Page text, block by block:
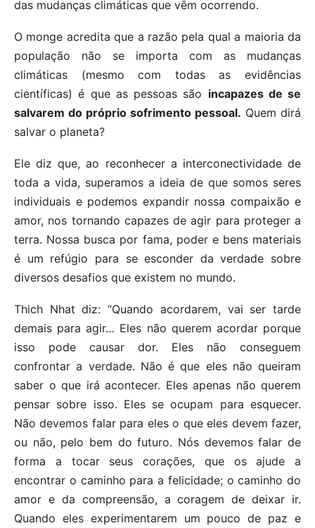
das mudanças climáticas que vêm ocorrendo.
O monge acredita que a razão pela qual a maioria da
população não se importa com as mudanças
climáticas (mesmo com todas as evidências
científicas) é que as pessoas são incapazes de se
salvarem do próprio sofrimento pessoal. Quem dirá
salvar o planeta?
Ele diz que, ao reconhecer a interconectividade de
toda a vida, superamos a ideia de que somos seres
individuais e podemos expandir nossa compaixão e
amor, nos tornando capazes de agir para proteger a
terra. Nossa busca por fama, poder e bens materiais
é um refúgio para se esconder da verdade sobre
diversos desafios que existem no mundo.
Thich Nhat diz: “Quando acordarem, vai ser tarde
demais para agir… Eles não querem acordar porque
isso pode causar dor. Eles não conseguem
confrontar a verdade. Não é que eles não queiram
saber o que irá acontecer. Eles apenas não querem
pensar sobre isso. Eles se ocupam para esquecer.
Não devemos falar para eles o que eles devem fazer,
ou não, pelo bem do futuro. Nós devemos falar de
forma a tocar seus corações, que os ajude a
encontrar o caminho para a felicidade; o caminho do
amor e da compreensão, a coragem de deixar ir.
Quando eles experimentarem um pouco de paz e